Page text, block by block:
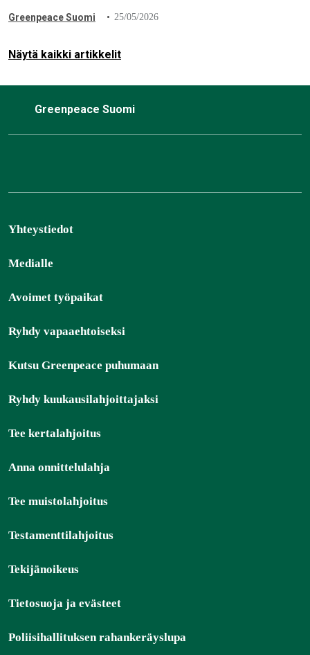
metsätalousministeriön valmistelema törkeä vedätys täytyy
Greenpeace Suomi 25/05/2026
Näytä kaikki artikkelit
Greenpeace Suomi
Yhteystiedot
Medialle
Avoimet työpaikat
Ryhdy vapaaehtoiseksi
Kutsu Greenpeace puhumaan
Ryhdy kuukausilahjoittajaksi
Tee kertalahjoitus
Anna onnittelulahja
Tee muistolahjoitus
Testamenttilahjoitus
Tekijänoikeus
Tietosuoja ja evästeet
Poliisihallituksen rahankeräyslupa